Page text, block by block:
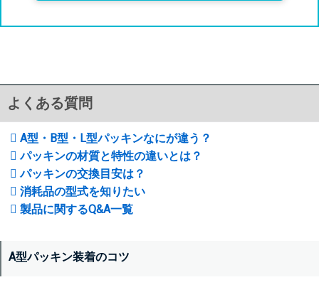
よくある質問
A型・B型・L型パッキンなにが違う？
パッキンの材質と特性の違いとは？
パッキンの交換目安は？
消耗品の型式を知りたい
製品に関するQ&A一覧
A型パッキン装着のコツ